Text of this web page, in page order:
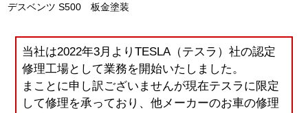
デスベンツ S500 板金塗装
当社は2022年3月よりTESLA（テスラ）社の認定
修理工場として業務を開始いたしました。
まことに申し訳ございませんが現在テスラに限定
して修理を承っており、他メーカーのお車の修理